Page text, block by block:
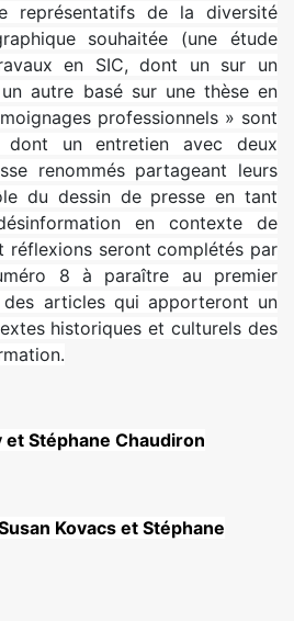
représentatifs de la diversité
souhaitée (une étude
en SIC, dont un sur un
autre basé sur une thèse en
professionnels » sont
dont un entretien avec deux
renommés partageant leurs
du dessin de presse en tant
en contexte de
réflexions seront complétés par
8 à paraître au premier
articles qui apporteront un
historiques et culturels des
et Stéphane Chaudiron
Kovacs et Stéphane